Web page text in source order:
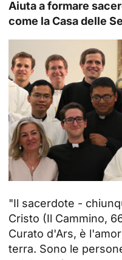
Aiuta a formare
come la Casa delle
"Il sacerdote -
Cristo (Il Cammino,
Curato d'Ars, è
terra. Sono le